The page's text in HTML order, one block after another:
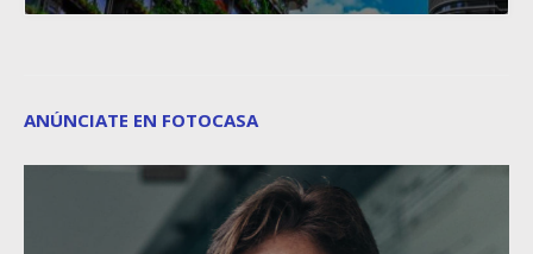
ANÚNCIATE EN FOTOCASA